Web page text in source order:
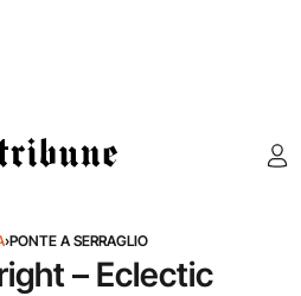
›PONTE A SERRAGLIO
– Eclectic